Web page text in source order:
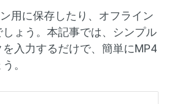
用に保存したり、オフライン
ょう。本記事では、シンプル
入力するだけで、簡単にMP4
。